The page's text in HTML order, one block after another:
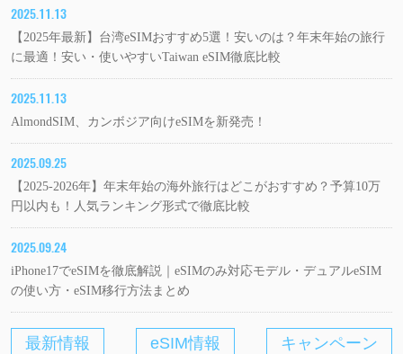
2025.11.13
【2025年最新】台湾eSIMおすすめ5選！安いのは？年末年始の旅行
に最適！安い・使いやすいTaiwan eSIM徹底比較
2025.11.13
AlmondSIM、カンボジア向けeSIMを新発売！
2025.09.25
【2025-2026年】年末年始の海外旅行はどこがおすすめ？予算10万
円以内も！人気ランキング形式で徹底比較
2025.09.24
iPhone17でeSIMを徹底解説｜eSIMのみ対応モデル・デュアルeSIM
の使い方・eSIM移行方法まとめ
最新情報 eSIM情報 キャンペーン